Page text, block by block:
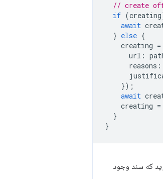
// create
if (creating
await
} else {
creating =
url :
reasons :
});
await
creating =
}
}
که سند وجود